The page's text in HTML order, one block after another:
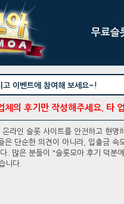
무료슬
고 이벤트에 참여해 보세요~!
체의 후기만 작성해주세요. 타
라인 슬롯 사이트를 안전하고 현
은 단순한 의견이 아니라, 입출금
. 많은 분들이 "슬롯모아 후기 덕
니다.